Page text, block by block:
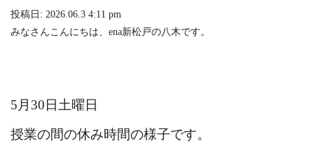
投稿日: 2026.06.3 4:11 pm
みなさんこんにちは、ena新松戸の八木です。
5月30日土曜日
授業の間の休み時間の様子です。